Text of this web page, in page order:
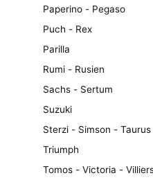
Paperino - Pegaso
Puch - Rex
Parilla
Rumi - Rusien
Sachs - Sertum
Suzuki
Sterzi - Simson - Taurus
Triumph
Tomos - Victoria -